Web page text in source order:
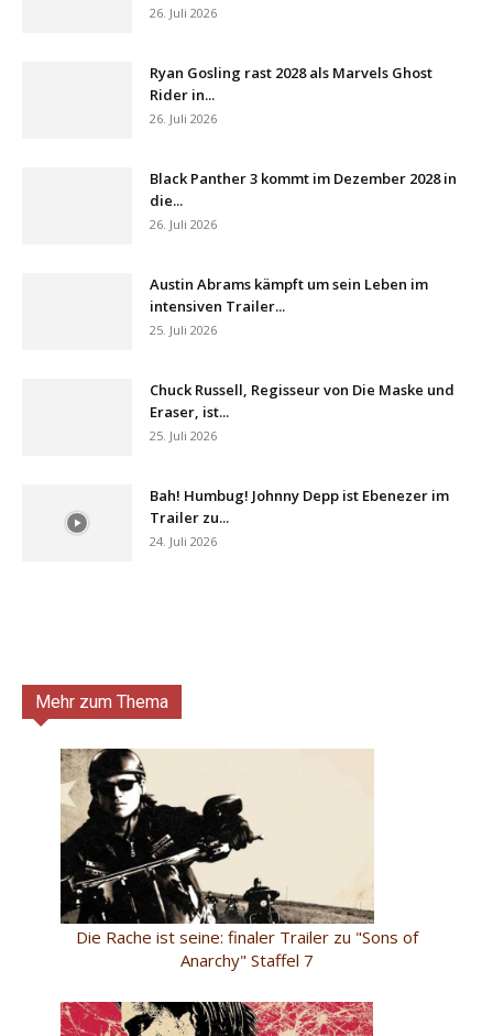
26. Juli 2026
Ryan Gosling rast 2028 als Marvels Ghost
Rider in...
26. Juli 2026
Black Panther 3 kommt im Dezember 2028 in
die...
26. Juli 2026
Austin Abrams kämpft um sein Leben im
intensiven Trailer...
25. Juli 2026
Chuck Russell, Regisseur von Die Maske und
Eraser, ist...
25. Juli 2026
Bah! Humbug! Johnny Depp ist Ebenezer im
Trailer zu...
24. Juli 2026
Mehr zum Thema
Die Rache ist seine: finaler Trailer zu "Sons of
Anarchy" Staffel 7